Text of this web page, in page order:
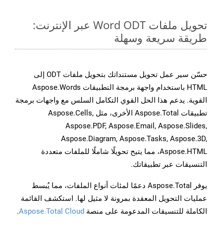
تحويل ملفات Word ODT عبر الإنترنت:
طريقة سريعة وسهلة
حسّن سير عمل تحويل مستنداتك بتحويل ملفات ODT إلى
HTML باستخدام واجهة برمجة التطبيقات Aspose.Words
القوية. يدعم هذا الحل القوي التكامل السلس مع واجهات برمجة
تطبيقات Aspose.Total الأخرى، مثل Aspose.Cells,
Aspose.PDF, Aspose.Email, Aspose.Slides,
Aspose.Diagram, Aspose.Tasks, Aspose.3D,
Aspose.HTML، مما يتيح تحويلًا شاملًا للملفات متعددة
التنسيقات عبر تطبيقاتك.
يوفر Aspose.Total دعمًا لمئات أنواع الملفات، مما يُبسط
عمليات التحويل المعقدة بمرونة لا مثيل لها. استكشف القائمة
الكاملة للتنسيقات المدعومة على منصة Aspose.Total Cloud
.